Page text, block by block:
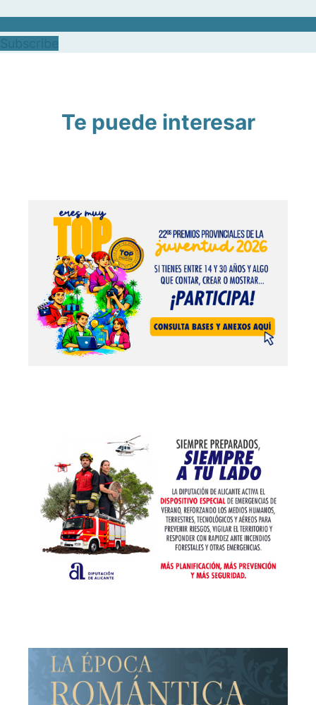
Te puede interesar